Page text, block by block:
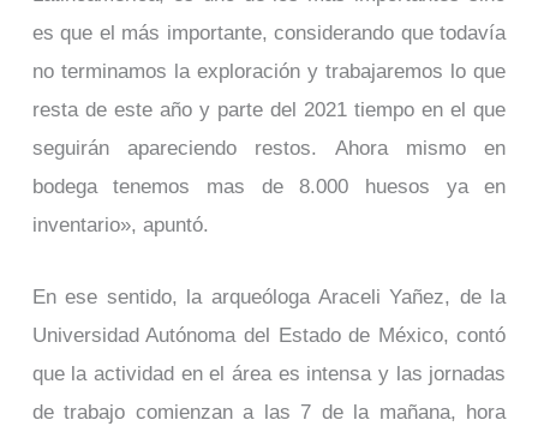
es que el más importante, considerando que todavía
no terminamos la exploración y trabajaremos lo que
resta de este año y parte del 2021 tiempo en el que
seguirán apareciendo restos. Ahora mismo en
bodega tenemos mas de 8.000 huesos ya en
inventario», apuntó.
En ese sentido, la arqueóloga Araceli Yañez, de la
Universidad Autónoma del Estado de México, contó
que la actividad en el área es intensa y las jornadas
de trabajo comienzan a las 7 de la mañana, hora